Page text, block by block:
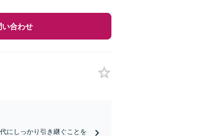
い合わせ
にしっかり引き継ぐことを